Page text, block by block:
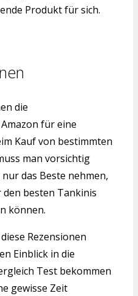
Produkt für sich.
die
für eine
Kauf von bestimmten
man vorsichtig
das Beste nehmen,
den besten Tankinis
können.
Rezensionen
Einblick in die
Test bekommen
gewisse Zeit